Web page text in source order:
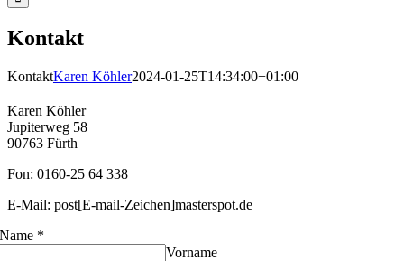
Kontakt
KontaktKaren Köhler2024-01-25T14:34:00+01:00
Karen Köhler
Jupiterweg 58
90763 Fürth
Fon: 0160-25 64 338
E-Mail: post[E-mail-Zeichen]masterspot.de
Name *
Vorname